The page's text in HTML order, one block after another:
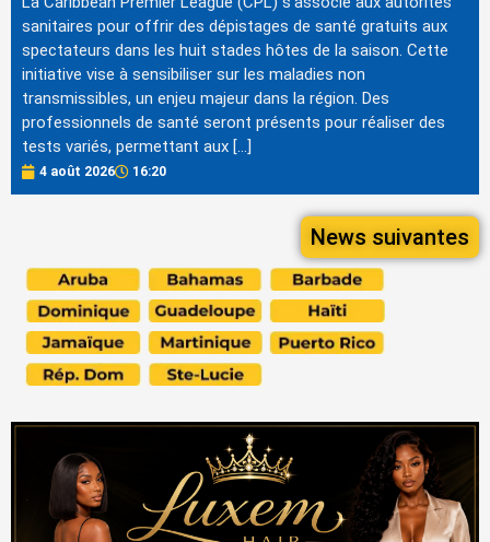
sanitaires pour offrir des dépistages de santé gratuits aux
spectateurs dans les huit stades hôtes de la saison. Cette
initiative vise à sensibiliser sur les maladies non
transmissibles, un enjeu majeur dans la région. Des
professionnels de santé seront présents pour réaliser des
tests variés, permettant aux […]
4 août 2026 16:20
News suivantes